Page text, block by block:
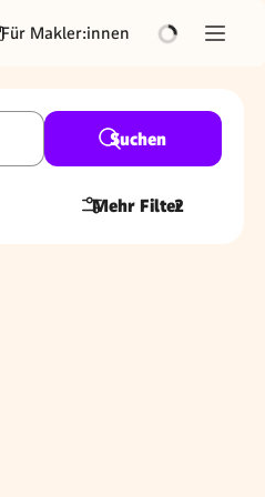
Für Makler:innen
Suchen
Mehr Filter
2